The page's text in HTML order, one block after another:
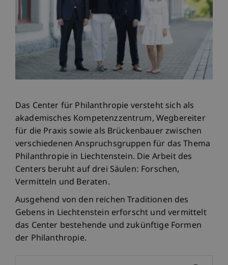
Das Center für Philanthropie versteht sich als
akademisches Kompetenzzentrum, Wegbereiter
für die Praxis sowie als Brückenbauer zwischen
verschiedenen Anspruchsgruppen für das Thema
Philanthropie in Liechtenstein. Die Arbeit des
Centers beruht auf drei Säulen: Forschen,
Vermitteln und Beraten.
Ausgehend von den reichen Traditionen des
Gebens in Liechtenstein erforscht und vermittelt
das Center bestehende und zukünftige Formen
der Philanthropie.